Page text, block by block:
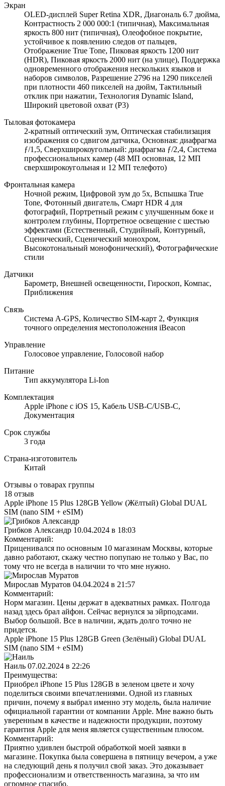
Экран
OLED-дисплей Super Retina XDR, Диагональ 6.7 дюйма,
Контрастность 2 000 000:1 (типичная), Максимальная
яркость 800 нит (типичная), Олеофобное покрытие,
устойчивое к появлению следов от пальцев,
Отображение True Tone, Пиковая яркость 1200 нит
(HDR), Пиковая яркость 2000 нит (на улице), Поддержка
одновременного отображения нескольких языков и
наборов символов, Разрешение 2796 на 1290 пикселей
при плотности 460 пикселей на дюйм, Тактильный
отклик при нажатии, Технология Dynamic Island,
Широкий цветовой охват (P3)
Тыловая фотокамера
2-кратный оптический зум, Оптическая стабилизация
изображения со сдвигом датчика, Основная: диафрагма
ƒ/1,5, Сверхширокоугольный: диафрагма ƒ/2,4, Система
профессиональных камер (48 МП основная, 12 МП
сверхширокоугольная и 12 МП телефото)
Фронтальная камера
Ночной режим, Цифровой зум до 5x, Вспышка True
Tone, Фотонный двигатель, Смарт HDR 4 для
фотографий, Портретный режим с улучшенным боке и
контролем глубины, Портретное освещение с шестью
эффектами (Естественный, Студийный, Контурный,
Сценический, Сценический монохром,
Высокотональный монофонический), Фотографические
стили
Датчики
Барометр, Внешней освещенности, Гироскоп, Компас,
Приближения
Связь
Cистема A-GPS, Количество SIM-карт 2, Функция
точного определения местоположения iBeacon
Управление
Голосовое управление, Голосовой набор
Питание
Тип аккумулятора Li-Ion
Комплектация
Apple iPhone с iOS 15, Кабель USB‑C/USB‑C,
Документация
Срок службы
3 года
Страна-изготовитель
Китай
Отзывы о товарах группы
18 отзыв
Apple iPhone 15 Plus 128GB Yellow (Жёлтый) Global DUAL
SIM (nano SIM + eSIM)
Грибков Александр 10.04.2024 в 18:03
Комментарий:
Приценивался по основным 10 магазинам Москвы, которые
давно работают, скажу честно попупаю не только у Вас, по
тому что не всегда в наличии то что мне нужно.
Мирослав Муратов 04.04.2024 в 21:57
Комментарий:
Норм магазин. Цены держат в адекватных рамках. Полгода
назад здесь брал айфон. Сейчас вернулся за эйрподсами.
Выбор большой. Все в наличии, ждать долго точно не
придется.
Apple iPhone 15 Plus 128GB Green (Зелёный) Global DUAL
SIM (nano SIM + eSIM)
Наиль 07.02.2024 в 22:26
Преимущества:
Приобрел iPhone 15 Plus 128GB в зеленом цвете и хочу
поделиться своими впечатлениями. Одной из главных
причин, почему я выбрал именно эту модель, была наличие
официальной гарантии от компании Apple. Мне важно быть
уверенным в качестве и надежности продукции, поэтому
гарантия Apple для меня является существенным плюсом.
Комментарий:
Приятно удивлен быстрой обработкой моей заявки в
магазине. Покупка была совершена в пятницу вечером, а уже
на следующий день я получил свой заказ. Это доказывает
профессионализм и ответственность магазина, за что им
огромное спасибо.